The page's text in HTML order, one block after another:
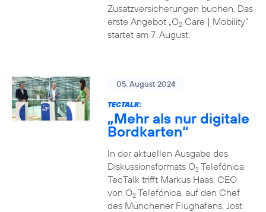
Zusatzversicherungen buchen. Das
erste Angebot „O2Care | Mobility“
startet am 7. August.
05. August 2024
TECTALK:
„Mehr als nur digitale
Bordkarten“
In der aktuellen Ausgabe des
Diskussionsformats O2Telefónica
TecTalk trifft Markus Haas, CEO
von O2Telefónica, auf den Chef
des Münchener Flughafens, Jost